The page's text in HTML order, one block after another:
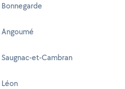
et-Cambran